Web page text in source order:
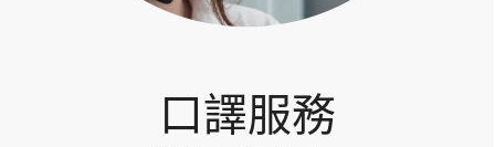
口譯服務